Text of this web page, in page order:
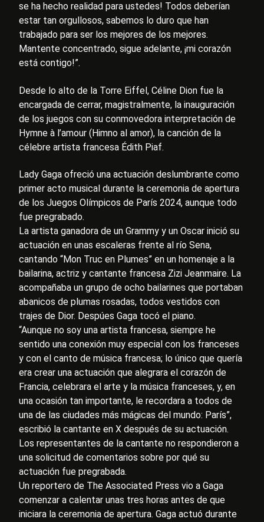
se ha hecho realidad para ustedes! Todos deberían
estar tan orgullosos, sabemos lo duro que han
trabajado para ser los mejores de los mejores.
Mantente concentrado, sigue adelante, ¡mi corazón
está contigo!”.
Desde lo alto de la Torre Eiffel, Céline Dion fue la
encargada de cerrar, magistralmente, la inauguración
de los juegos con su conmovedora interpretación de
Hymne à l’amour (Himno al amor), la canción de la
célebre artista francesa Édith Piaf.
Lady Gaga ofreció una actuación deslumbrante como
primer acto musical durante la ceremonia de apertura
de los Juegos Olímpicos de París 2024, aunque todo
fue pregrabado.
La artista ganadora de un Grammy y un Oscar inició su
actuación en unas escaleras frente al río Sena,
cantando “Mon Truc en Plumes” en un homenaje a la
bailarina, actriz y cantante francesa Zizi Jeanmaire. La
acompañaba un grupo de ocho bailarines que portaban
abanicos de plumas rosadas, todos vestidos con
trajes de Dior. Despúes Gaga tocó el piano.
“Aunque no soy una artista francesa, siempre he
sentido una conexión muy especial con los franceses
y con el canto de música francesa; lo único que quería
era crear una actuación que alegrara el corazón de
Francia, celebrara el arte y la música franceses, y, en
una ocasión tan importante, le recordara a todos de
una de las ciudades más mágicas del mundo: París”,
escribió la cantante en X después de su actuación.
Los representantes de la cantante no respondieron a
una solicitud de comentarios sobre por qué su
actuación fue pregrabada.
Un reportero de The Associated Press vio a Gaga
comenzar a calentar unas tres horas antes de que
iniciara la ceremonia de apertura. Gaga actuó durante